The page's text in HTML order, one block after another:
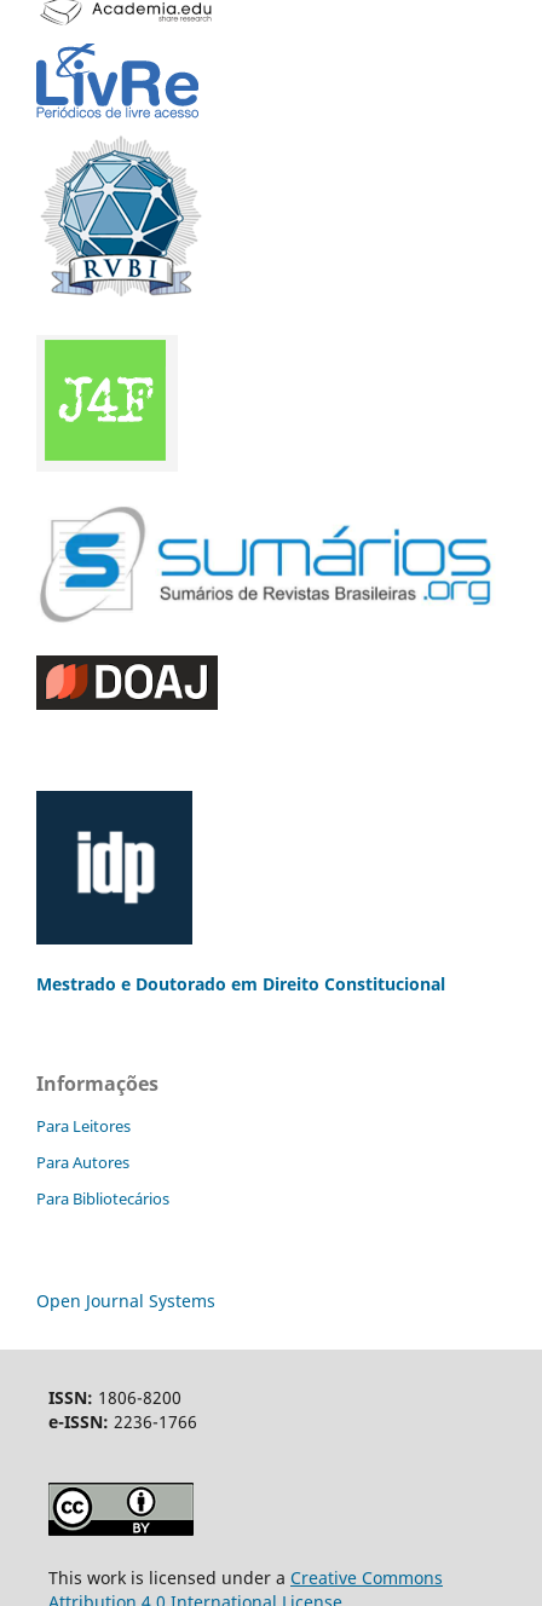
Mestrado e Doutorado em Direito Constitucional
Informações
Para Leitores
Para Autores
Para Bibliotecários
Open Journal Systems
ISSN: 1806-8200
e-ISSN: 2236-1766
This work is licensed under a Creative Commons